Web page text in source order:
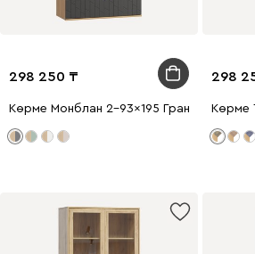
298 250
Көрме Монблан 2-93x195 Грань
298
Көрме